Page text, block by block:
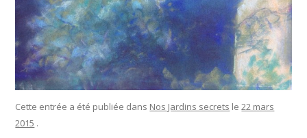
Cette entrée a été publiée dans Nos Jardins secrets le22 mars
2015 .